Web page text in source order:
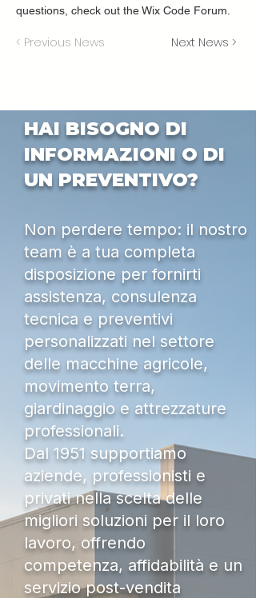
questions, check out the Wix Code Forum.
< Previous News Next News >
HAI BISOGNO DI
INFORMAZIONI O DI
UN PREVENTIVO?
Non perdere tempo: il nostro
team è a tua completa
disposizione per fornirti
assistenza, consulenza
tecnica e preventivi
personalizzati nel settore
delle macchine agricole,
movimento terra,
giardinaggio e attrezzature
professionali.
Dal 1951 supportiamo
aziende, professionisti e
privati nella scelta delle
migliori soluzioni per il loro
lavoro, offrendo
competenza, affidabilità e un
servizio post-vendita